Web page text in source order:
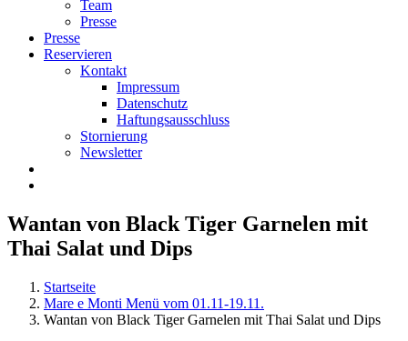
Team
Presse
Presse
Reservieren
Kontakt
Impressum
Datenschutz
Haftungsausschluss
Stornierung
Newsletter
Wantan von Black Tiger Garnelen mit
Thai Salat und Dips
Startseite
Mare e Monti Menü vom 01.11-19.11.
Wantan von Black Tiger Garnelen mit Thai Salat und Dips